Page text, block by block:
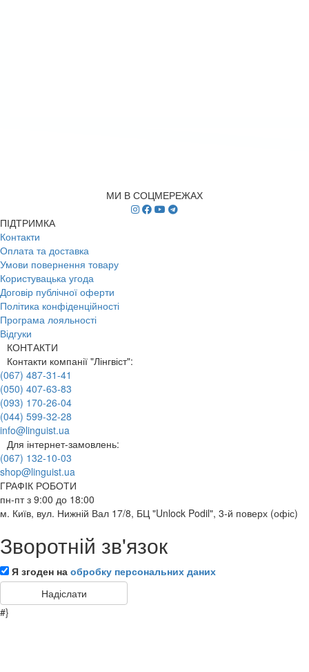
МИ В СОЦМЕРЕЖАХ
ПІДТРИМКА
Контакти
Оплата та доставка
Умови повернення товару
Користувацька угода
Договір публічної оферти
Політика конфіденційності
Програма лояльності
Відгуки
КОНТАКТИ
Контакти компанії "Лінгвіст":
(067) 487-31-41
(050) 407-63-83
(093) 170-26-04
(044) 599-32-28
info@linguist.ua
Для інтернет-замовлень:
(067) 132-10-03
shop@linguist.ua
ГРАФІК РОБОТИ
пн-пт з 9:00 до 18:00
м. Київ, вул. Нижній Вал 17/8, БЦ "Unlock Podil", 3-й поверх (офіс)
Зворотній зв'язок
Я згоден на обробку персональних даних
#}